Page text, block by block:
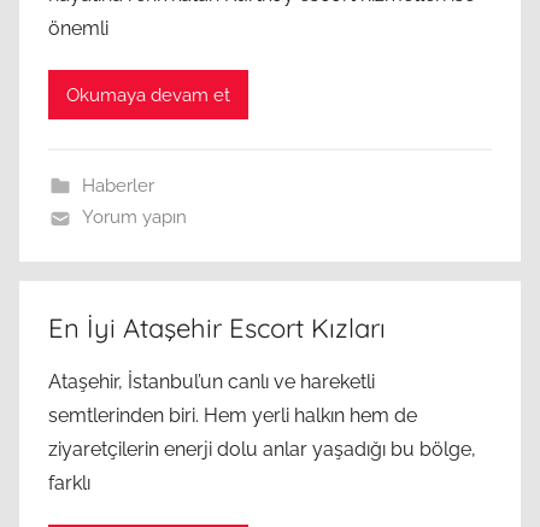
önemli
Okumaya devam et
Haberler
Yorum yapın
En İyi Ataşehir Escort Kızları
Ataşehir, İstanbul’un canlı ve hareketli
semtlerinden biri. Hem yerli halkın hem de
ziyaretçilerin enerji dolu anlar yaşadığı bu bölge,
farklı